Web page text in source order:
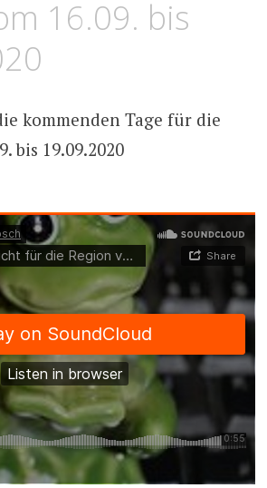
16.09. bis
kommenden Tage für die
bis 19.09.2020